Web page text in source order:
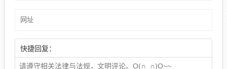
快捷回复：